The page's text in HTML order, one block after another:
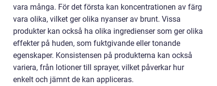
vara många. För det första kan koncentrationen av färg
vara olika, vilket ger olika nyanser av brunt. Vissa
produkter kan också ha olika ingredienser som ger olika
effekter på huden, som fuktgivande eller tonande
egenskaper. Konsistensen på produkterna kan också
variera, från lotioner till sprayer, vilket påverkar hur
enkelt och jämnt de kan appliceras.